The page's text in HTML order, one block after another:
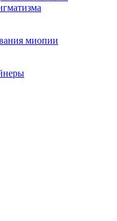
миопии